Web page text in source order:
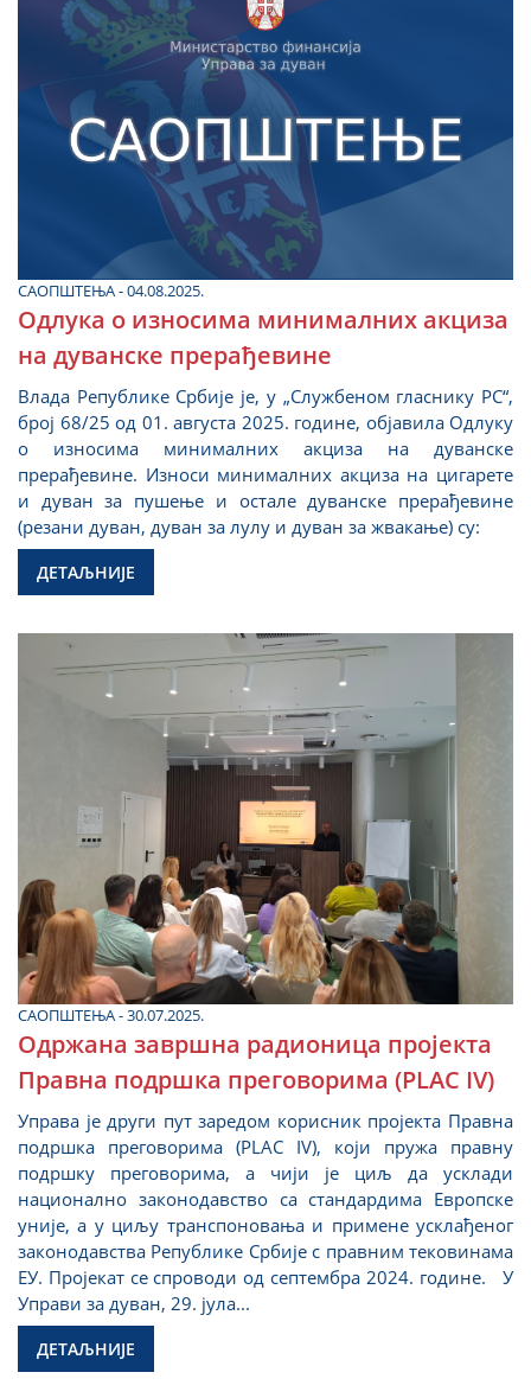
САОПШТЕЊА - 04.08.2025.
Одлука о износима минималних акциза
на дуванске прерађевине
Влада Републике Србије је, у „Службеном гласнику РС“,
број 68/25 од 01. августа 2025. године, објавила Одлуку
о износима минималних акциза на дуванске
прерађевине. Износи минималних акциза на цигарете
и дуван за пушење и остале дуванске прерађевине
(резани дуван, дуван за лулу и дуван за жвакање) су:
ДЕТАЉНИЈЕ
САОПШТЕЊА - 30.07.2025.
Одржана завршна радионица пројекта
Правна подршка преговорима (PLAC IV)
Управа је други пут заредом корисник пројекта Правна
подршка преговорима (PLAC IV), који пружа правну
подршку преговорима, а чији је циљ да усклади
национално законодавство са стандардима Европске
уније, а у циљу транспоновања и примене усклађеног
законодавства Републике Србије с правним тековинама
ЕУ. Пројекат се спроводи од септембра 2024. године. У
Управи за дуван, 29. јула...
ДЕТАЉНИЈЕ